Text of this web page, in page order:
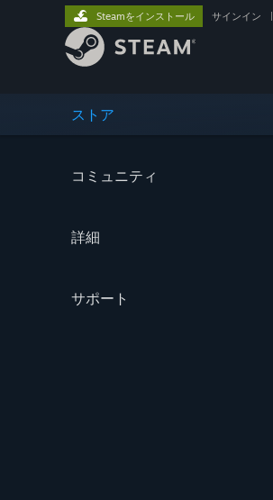
ストア
コミュニティ
詳細
サポート
Steamをインストール サインイン